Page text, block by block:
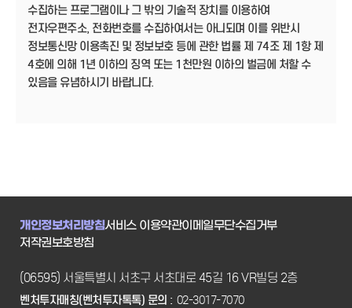
수집하는 프로그램이나 그 밖의 기술적 장치를 이용하여
전자우편주소, 전화번호를 수집하여서는 아니되며 이를 위반시
정보통신망 이용촉진 및 정보보호 등에 관한 법률 제 74조 제 1항 제
4호에 의해 1년 이하의 징역 또는 1천만원 이하의 벌금에 처할 수
있음을 유념하시기 바랍니다.
개인정보처리방침서비스 이용약관이메일무단수집거부
저작권보호방침
(06595) 서울특별시 서초구 서초대로 45길 16 VR빌딩 2층
벤처투자매칭(벤처투자톡톡) 문의 : 02-3017-7070